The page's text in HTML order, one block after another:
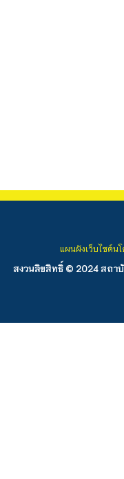
สงวนลิขสิทธิ์ © 2024 สถาบั
แผนผังเว็บไซต์น